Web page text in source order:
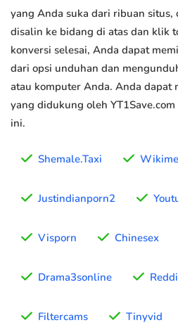
yang Anda suka dari ribuan
disalin ke bidang di atas dan klik
konversi selesai, Anda dapat
dari opsi unduhan dan
atau komputer Anda. Anda dapat
yang didukung oleh
ini.
Shemale.Taxi
Justindianporn2
Visporn Chinesex
Drama3sonline
Filtercams Tinyvid